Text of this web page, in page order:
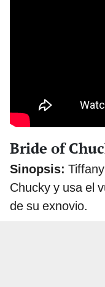
Bride of
Sinopsis:
Chucky y usa el
de su exnovio.